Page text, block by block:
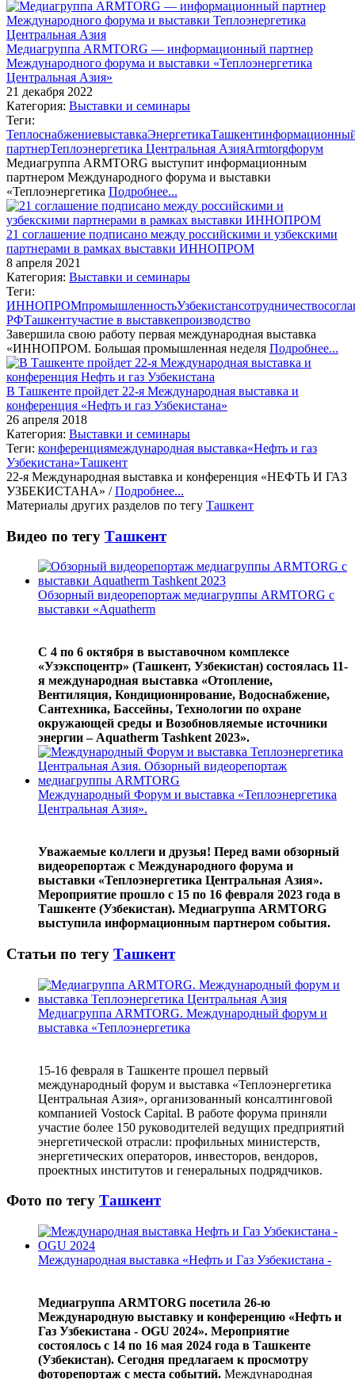
Медиагруппа ARMTORG — информационный партнер
Международного форума и выставки «Теплоэнергетика
Центральная Азия»
21 декабря 2022
Категория: Выставки и семинары
Теги:
ТеплоснабжениевыставкаЭнергетикаТашкент
партнерТеплоэнергетика Центральная АзияArmtorgфорум
Медиагруппа ARMTORG выступит информационным
партнером Международного форума и выставки
«Теплоэнергетика Подробнее...
21 соглашение подписано между российскими и узбекскими
партнерами в рамках выставки ИННОПРОМ
8 апреля 2021
Категория: Выставки и семинары
Теги:
ИННОПРОМпромышленностьУзбекистансотрудничество
РФТашкентучастие в выставкепроизводство
Завершила свою работу первая международная выставка
«ИННОПРОМ. Большая промышленная неделя Подробнее...
В Ташкенте пройдет 22-я Международная выставка и
конференция «Нефть и газ Узбекистана»
26 апреля 2018
Категория: Выставки и семинары
Теги: конференциямеждународная выставка«Нефть и газ
Узбекистана»Ташкент
22-я Международная выставка и конференция «НЕФТЬ И ГАЗ
УЗБЕКИСТАНА» /Подробнее...
Материалы других разделов по тегу Ташкент
Видео по тегу Ташкент
Обзорный видеорепортаж медиагруппы ARMTORG с
выставки «Aquatherm
С 4 по 6 октября в выставочном комплексе
«Узэкспоцентр» (Ташкент, Узбекистан) состоялась 11-
я международная выставка «Отопление,
Вентиляция, Кондиционирование, Водоснабжение,
Сантехника, Бассейны, Технологии по охране
окружающей среды и Возобновляемые источники
энергии – Aquatherm Tashkent 2023».
Международный Форум и выставка «Теплоэнергетика
Центральная Азия».
Уважаемые коллеги и друзья! Перед вами обзорный
видеорепортаж с Международного форума и
выставки «Теплоэнергетика Центральная Азия».
Мероприятие прошло с 15 по 16 февраля 2023 года в
Ташкенте (Узбекистан). Медиагруппа ARMTORG
выступила информационным партнером события.
Статьи по тегу Ташкент
Медиагруппа ARMTORG. Международный форум и
выставка «Теплоэнергетика
15-16 февраля в Ташкенте прошел первый
международный форум и выставка «Теплоэнергетика
Центральная Азия», организованный консалтинговой
компанией Vostock Capital. В работе форума приняли
участие более 150 руководителей ведущих предприятий
энергетической отрасли: профильных министерств,
энергетических операторов, инвесторов, вендоров,
проектных институтов и генеральных подрядчиков.
Фото по тегу Ташкент
Международная выставка «Нефть и Газ Узбекистана -
Медиагруппа ARMTORG посетила 26-ю
Международную выставку и конференцию «Нефть и
Газ Узбекистана - OGU 2024». Мероприятие
состоялось с 14 по 16 мая 2024 года в Ташкенте
(Узбекистан). Сегодня предлагаем к просмотру
фоторепортаж с места событий. Международная